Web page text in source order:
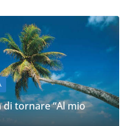
di tornare “Al mio